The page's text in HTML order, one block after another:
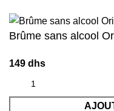
Brûme sans alcool
149 dhs